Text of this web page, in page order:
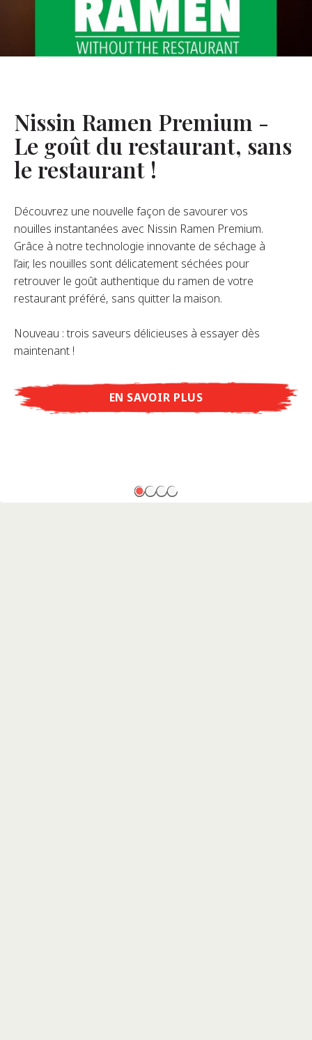
De Nous
FAQ
Nissin Ramen Premium -
Le goût du restaurant, sans
le restaurant !
Découvrez une nouvelle façon de savourer vos
nouilles instantanées avec Nissin Ramen Premium.
Grâce à notre technologie innovante de séchage à
l’air, les nouilles sont délicatement séchées pour
retrouver le goût authentique du ramen de votre
restaurant préféré, sans quitter la maison.
Nouveau : trois saveurs délicieuses à essayer dès
maintenant !
EN SAVOIR PLUS